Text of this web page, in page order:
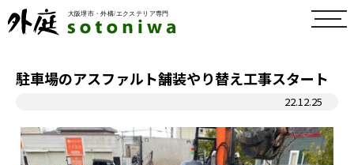
toggle
駐車場のアスファルト舗装やり替え工事スタート
22.12.25